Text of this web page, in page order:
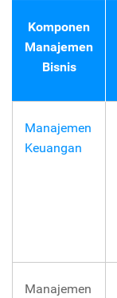
Komponen
Manajemen
Bisnis
Manajemen
Keuangan
Manajemen